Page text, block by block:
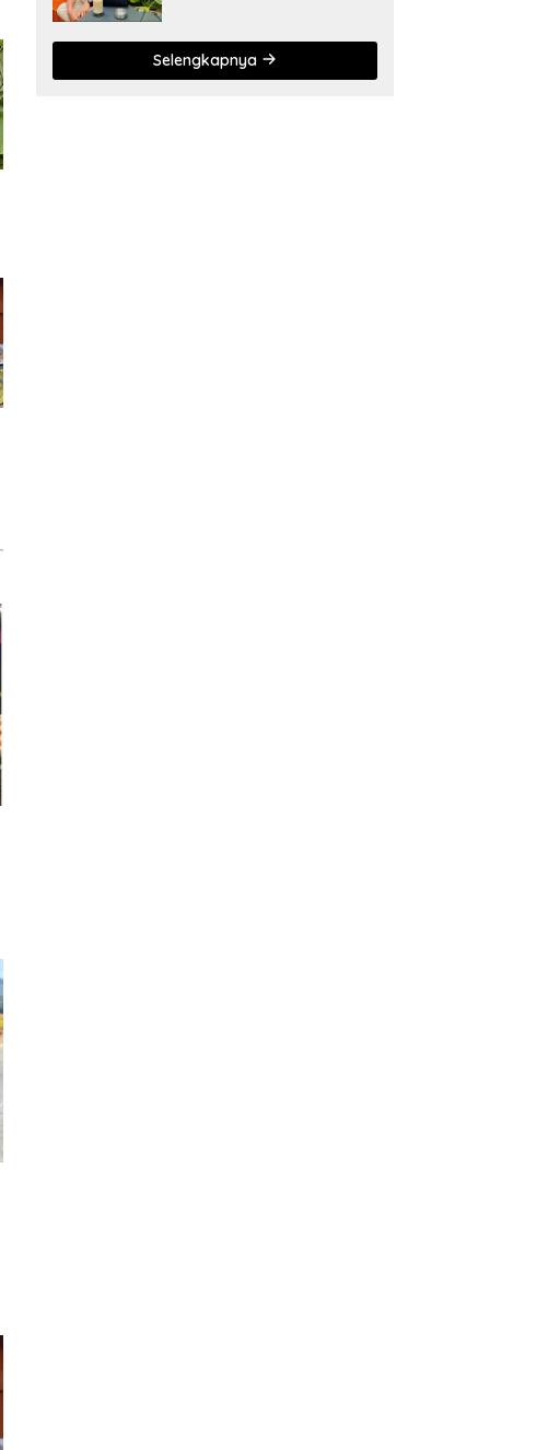
Selengkapnya